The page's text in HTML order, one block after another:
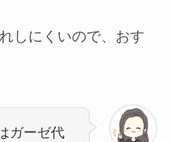
しにくいので、おす
ガーゼ代